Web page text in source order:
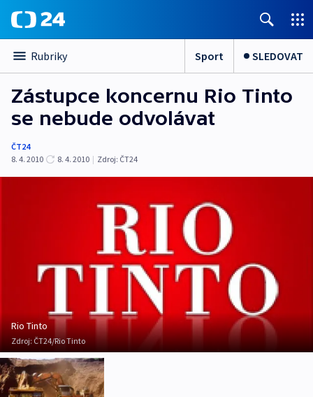
Rubriky Sport SLEDOVAT
Zástupce koncernu Rio Tinto
se nebude odvolávat
ČT24
8. 4. 2010
8. 4. 2010 | Zdroj: ČT24
Rio Tinto
Zdroj: ČT24/Rio Tinto